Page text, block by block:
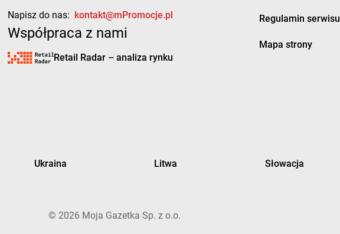
Napisz do nas: kontakt@mPromocje.pl
Współpraca z nami
Retail Radar – analiza rynku
Regulamin serwisu
Mapa strony
Ukraina Litwa Słowacja
© 2026 Moja Gazetka Sp. z o.o.